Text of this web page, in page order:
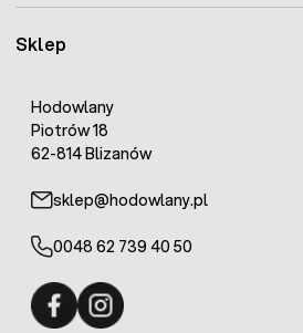
Sklep
Hodowlany
Piotrów 18
62-814 Blizanów
sklep@hodowlany.pl
0048 62 739 40 50